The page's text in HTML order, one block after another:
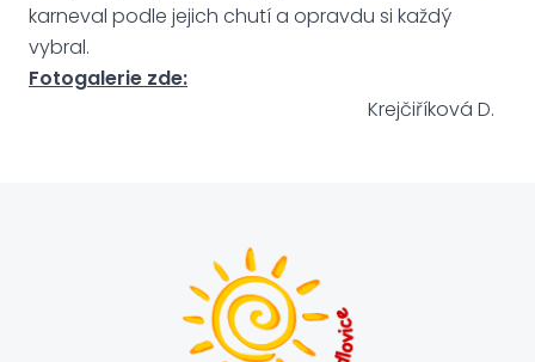
karneval podle jejich chutí a opravdu si každý
vybral.
Fotogalerie zde:
Krejčiříková D.